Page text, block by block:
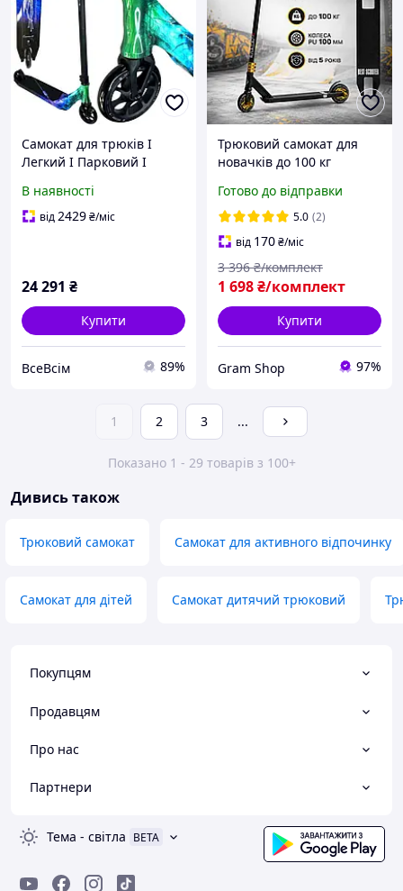
Самокат для трюків I
Легкий I Парковий I
Педальний I Трюковий I
Дитячий I Самокат I
В наявності
від2429₴/міс
24 291 ₴
Купити
ВсеВсім 89%
Трюковий самокат для
новачків до 100 кг
поліуретановими
колесами Трюковий
самокат для дітей та
підлітків Білий
Готово до відправки
5.0 (2)
від 170₴/міс
1 698₴/комплект
3 396 ₴/комплект
Купити
Gram Shop 97%
1 2 3 ...
Показано 1 - 29 товарів з 100+
Дивись також
Трюковий самокат Самокат для активного відпочинку
Самокат для дітей Самокат дитячий трюковий
Покупцям
Продавцям
Про нас
Партнери
Тема - світла BETA